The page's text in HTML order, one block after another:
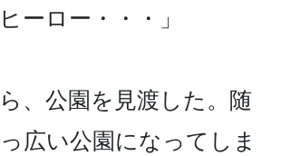
ーロー・・・」
、公園を見渡した。随
広い公園になってしま